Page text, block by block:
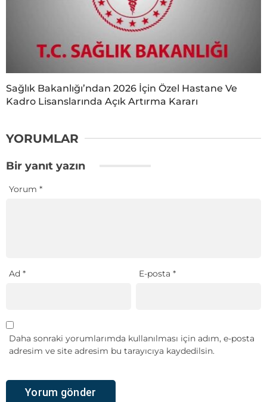
Sağlık Bakanlığı’ndan 2026 İçin Özel Hastane Ve
Kadro Lisanslarında Açık Artırma Kararı
YORUMLAR
Bir yanıt yazın
Yorum *
Ad * E-posta*
Daha sonraki yorumlarımda kullanılması için adım, e-posta
adresim ve site adresim bu tarayıcıya kaydedilsin.